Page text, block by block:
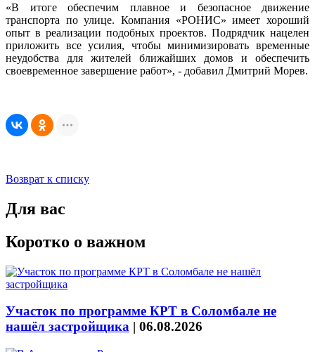
«В итоге обеспечим плавное и безопасное движение
транспорта по улице. Компания «РОНИС» имеет хороший
опыт в реализации подобных проектов. Подрядчик нацелен
приложить все усилия, чтобы минимизировать временные
неудобства для жителей ближайших домов и обеспечить
своевременное завершение работ», - добавил Дмитрий Морев.
Возврат к списку
Для вас
Коротко о важном
Участок по программе КРТ в Соломбале не
нашёл застройщика | 06.08.2026